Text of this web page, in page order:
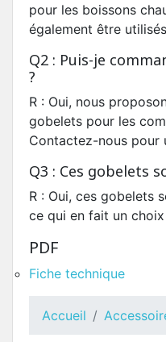
pour les boissons
également être
Q2 : Puis-je
?
R : Oui, nous
gobelets pour les
Contactez-nous pour
Q3 : Ces gobelets
R : Oui, ces gobelets
ce qui en fait un
PDF
Fiche technique
Accueil